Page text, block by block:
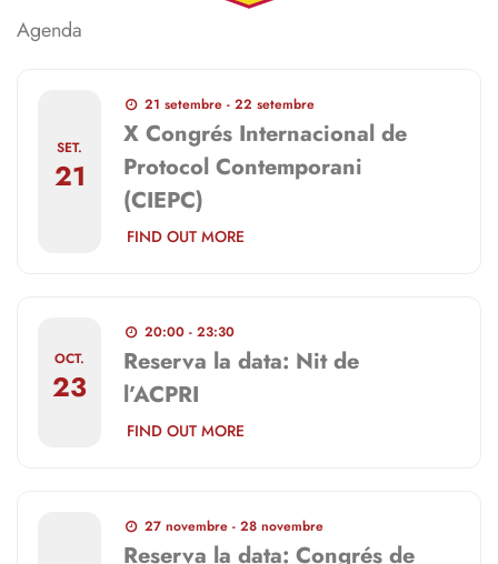
Agenda
SET.
21
21 setembre - 22 setembre
X Congrés Internacional de
Protocol Contemporani
(CIEPC)
FIND OUT MORE
OCT.
23
20:00 - 23:30
Reserva la data: Nit de
l’ACPRI
FIND OUT MORE
27 novembre - 28 novembre
Reserva la data: Congrés de